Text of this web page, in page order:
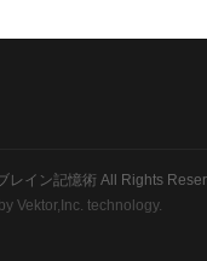
レイン記憶術 All Rights
by Vektor,Inc. technology.